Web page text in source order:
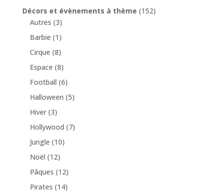
Décors et évènements à thème (152)
Autres (3)
Barbie (1)
Cirque (8)
Espace (8)
Football (6)
Halloween (5)
Hiver (3)
Hollywood (7)
Jungle (10)
Noël (12)
Pâques (12)
Pirates (14)